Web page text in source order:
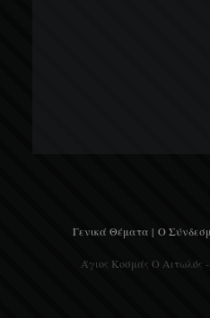
Γενικά Θέματα | Ο
Άγιος Κοσμάς Ο Αιτωλός